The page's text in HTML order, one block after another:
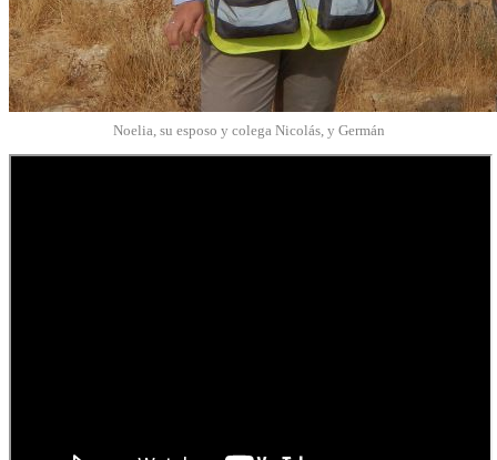
Noelia, su esposo y colega Nicolás, y Germán